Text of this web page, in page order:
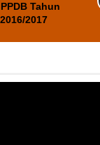
Tahun
2017